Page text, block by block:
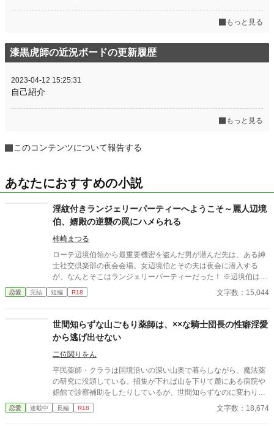
もっと見る
漆黒虎師の近況ボードの更新履歴
2023-04-12 15:25:31
自己紹介
もっと見る
このコンテンツについて報告する
あなたにおすすめの小説
淫紋付きランジェリーパーティーへようこそ～麗人辺境
伯、婿殿の逆襲の罠にハメられる
柿崎まつる
ローテ辺境伯領から最重要機密を盗んだ男が潜んだ先は、ある紳
士社交倶楽部の夜会会場。女辺境伯とその夫は夜会に潜入する
が、なんとそこはランジェリーパーティーだった！ ※辺境伯は女
です ムーンライトノベルズに掲載済みです。
恋愛 完結 短編 R18 文字数：15,044
世間知らずな山ごもり薬師は、××な騎士団長の性癖淫愛
から逃げ出せない
二位関りをん
平民薬師・クララは国境沿いの深い山奥で暮らしながら、魔法薬
の研究に没頭している。招集が下れば山を下りて麓にある病院や
娼館で診察補助をしたりしているが、世間知らずなのに変わりは
ない。 ある日、山の中で倒れている男性を発見。彼はなんと騎士
団長・レイルドで女嫌いの噂を持つ人物だった。 当然女嫌いの噂
恋愛 連載中 長編 R18 文字数：18,674